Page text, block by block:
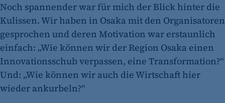
Noch spannender war für mich der Blick hinter die
Kulissen. Wir haben in Osaka mit den Organisatoren
gesprochen und deren Motivation war erstaunlich
einfach: „Wie können wir der Region Osaka einen
Innovationsschub verpassen, eine Transformation?“
Und: „Wie können wir auch die Wirtschaft hier
wieder ankurbeln?“